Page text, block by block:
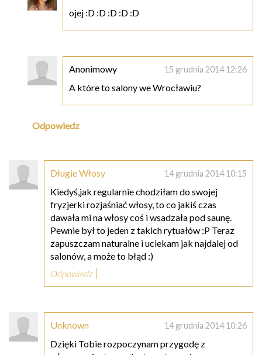
ojej :D :D :D :D :D
Anonimowy 15 grudnia 2014 12:26
A które to salony we Wrocławiu?
Odpowiedz
Długie Włosy 14 grudnia 2014 10:15
Kiedyś,jak regularnie chodziłam do swojej
fryzjerki rozjaśniać włosy, to co jakiś czas
dawała mi na włosy coś i wsadzała pod saunę.
Pewnie był to jeden z takich rytuałów :P Teraz
zapuszczam naturalne i uciekam jak najdalej od
salonów, a może to błąd :)
Odpowiedz
Unknown 14 grudnia 2014 10:26
Dzięki Tobie rozpoczynam przygodę z